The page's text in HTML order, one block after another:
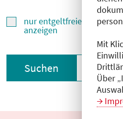
Mit
Über
nur entgeltfreie
anzeigen
Suchen Filter